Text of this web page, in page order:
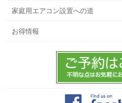
家庭用エアコン設置への道
お得情報